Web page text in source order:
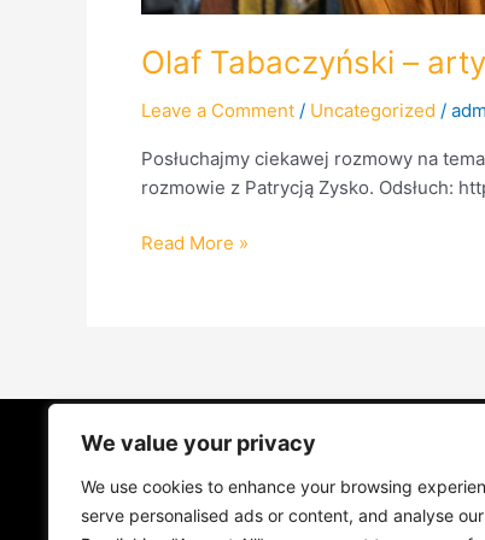
We value your privacy
We use cookies to enhance your browsing
serve personalised ads or content, and analyse
Olaf Tabaczyński –
Leave a Comment / Uncategorized /
Posłuchajmy ciekawej rozmowy na
rozmowie z Patrycją Zysko. Odsłuch:
Read More »
STRONA GŁÓWNA
MUZYKA I KONCERTY